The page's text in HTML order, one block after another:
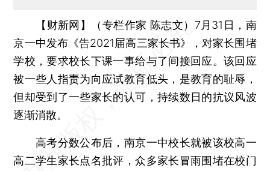
【财新网】（专栏作家 陈志文） 7月31日，南
京一中发布《告2021届高三家长书》，对家长围堵
学校，要求校长下课一事给与了间接回应。该回应
被一些人指责为向应试教育低头，是教育的耻辱，
但却受到了一些家长的认可，持续数日的抗议风波
逐渐消散。
高考分数公布后，南京一中校长就被该校高一
高二学生家长点名批评，众多家长冒雨围堵在校门